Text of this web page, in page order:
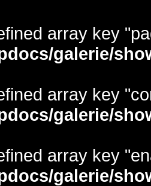
array key
galerie/
array key
galerie/
array key
galerie/